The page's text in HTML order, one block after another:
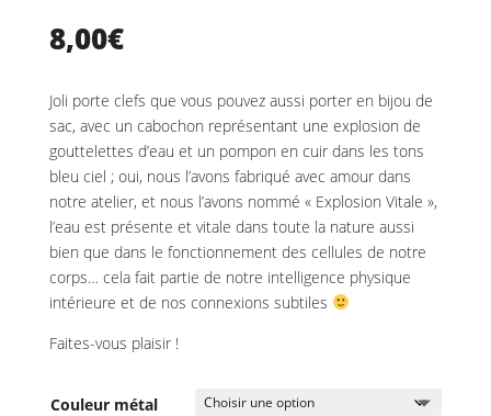
8,00€
Joli porte clefs que vous pouvez aussi porter en bijou de
sac, avec un cabochon représentant une explosion de
gouttelettes d’eau et un pompon en cuir dans les tons
bleu ciel ; oui, nous l’avons fabriqué avec amour dans
notre atelier, et nous l’avons nommé « Explosion Vitale »,
l’eau est présente et vitale dans toute la nature aussi
bien que dans le fonctionnement des cellules de notre
corps… cela fait partie de notre intelligence physique
intérieure et de nos connexions subtiles
Faites-vous plaisir !
Couleur métal